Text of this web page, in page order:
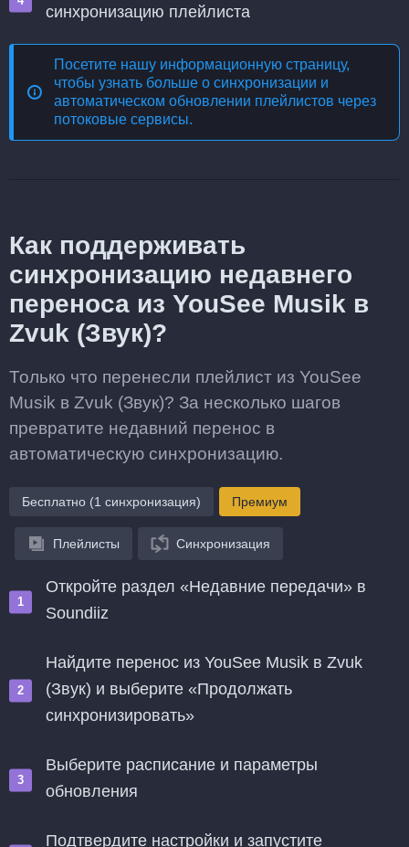
синхронизацию плейлиста
Посетите нашу информационную страницу,
чтобы узнать больше о синхронизации и
автоматическом обновлении плейлистов через
потоковые сервисы.
Как поддерживать
синхронизацию недавнего
переноса из YouSee Musik в
Zvuk (Звук)?
Только что перенесли плейлист из YouSee
Musik в Zvuk (Звук)? За несколько шагов
превратите недавний перенос в
автоматическую синхронизацию.
Бесплатно (1 синхронизация) Премиум
Плейлисты Синхронизация
Откройте раздел «Недавние передачи» в
Soundiiz
Найдите перенос из YouSee Musik в Zvuk
(Звук) и выберите «Продолжать
синхронизировать»
Выберите расписание и параметры
обновления
Подтвердите настройки и запустите